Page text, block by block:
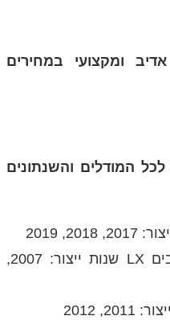
ומקצועי במחירים
המודלים והשנתונים
קיה קארנס 2.0 בנזין 7 מושבים LX שנות ייצור: 2007,